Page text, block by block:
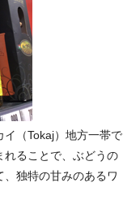
（Tokaj）地方一帯で
れることで、ぶどうの
独特の甘みのあるワ